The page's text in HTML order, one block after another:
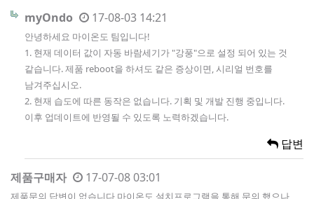
myOndo 17-08-03 14:21
안녕하세요 마이온도 팀입니다!
1. 현재 데이터 값이 자동 바람세기가 "강풍"으로 설정 되어 있는 것
같습니다. 제품 reboot을 하셔도 같은 증상이면, 시리얼 번호를
남겨주십시오.
2. 현재 습도에 따른 동작은 없습니다. 기획 및 개발 진행 중입니다.
이후 업데이트에 반영될 수 있도록 노력하겠습니다.
답변
제품구매자 17-07-08 03:01
제품문의 답변이 없습니다 마이온도 설치프로그램을 통해 문의 했으나